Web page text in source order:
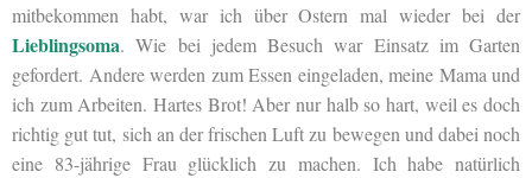
mitbekommen habt, war ich über Ostern mal wieder bei der
Lieblingsoma. Wie bei jedem Besuch war Einsatz im Garten
gefordert. Andere werden zum Essen eingeladen, meine Mama und
ich zum Arbeiten. Hartes Brot! Aber nur halb so hart, weil es doch
richtig gut tut, sich an der frischen Luft zu bewegen und dabei noch
eine 83-jährige Frau glücklich zu machen. Ich habe natürlich